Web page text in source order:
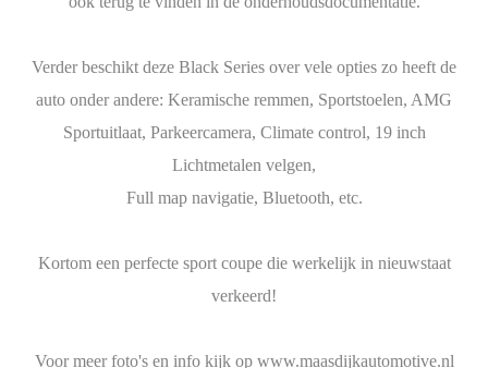
Verder beschikt deze Black Series over vele opties zo heeft de
auto onder andere: Keramische remmen, Sportstoelen, AMG
Sportuitlaat, Parkeercamera, Climate control, 19 inch
Lichtmetalen velgen,
Full map navigatie, Bluetooth, etc.
Kortom een perfecte sport coupe die werkelijk in nieuwstaat
verkeerd!
Voor meer foto's en info kijk op www.maasdijkautomotive.nl